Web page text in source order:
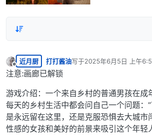
离线
近月厨 打打酱油写于2025年6月5日 上午
最后由 编辑
注意:画廊已解锁
游戏介绍：一个来自乡村的普通男孩在成
每天的乡村生活中都会问自己一个问题：”
是永远留在这里，还是克服恐惧去大城市
性感的女孩和美好的前景来吸引这个年轻